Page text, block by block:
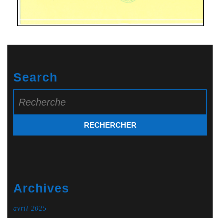
Search
for:
Archives
avril 2025